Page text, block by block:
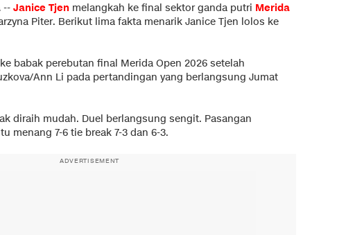
-- Janice Tjen melangkah ke final sektor ganda putri Merida
Piter. Berikut lima fakta menarik Janice Tjen lolos ke
babak perebutan final Merida Open 2026 setelah
Ann Li pada pertandingan yang berlangsung Jumat
diraih mudah. Duel berlangsung sengit. Pasangan
menang 7-6 tie break 7-3 dan 6-3.
ADVERTISEMENT